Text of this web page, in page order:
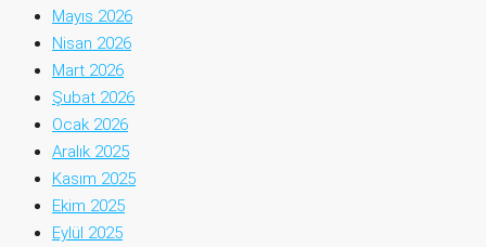
Mayıs 2026
Nisan 2026
Mart 2026
Şubat 2026
Ocak 2026
Aralık 2025
Kasım 2025
Ekim 2025
Eylül 2025